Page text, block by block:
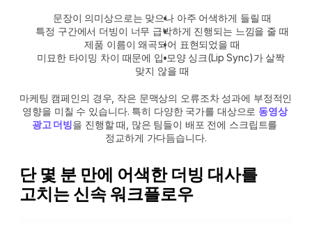
문장이 의미상으로는 맞으나 아주 어색하게 들릴 때
특정 구간에서 더빙이 너무 급박하게 진행되는 느낌을 줄 때
제품 이름이 왜곡되어 표현되었을 때
미묘한 타이밍 차이 때문에 입 모양 싱크(Lip Sync)가 살짝
맞지 않을 때
마케팅 캠페인의 경우, 작은 문맥상의 오류조차 성과에 부정적인
영향을 미칠 수 있습니다. 특히 다양한 국가를 대상으로 동영상
광고 더빙을 진행할 때, 많은 팀들이 배포 전에 스크립트를
정교하게 가다듬습니다.
단 몇 분 만에 어색한 더빙 대사를
고치는 신속 워크플로우